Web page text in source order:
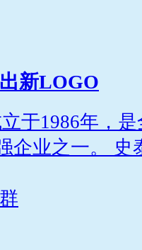
新LOGO
于1986年，
企业之一。